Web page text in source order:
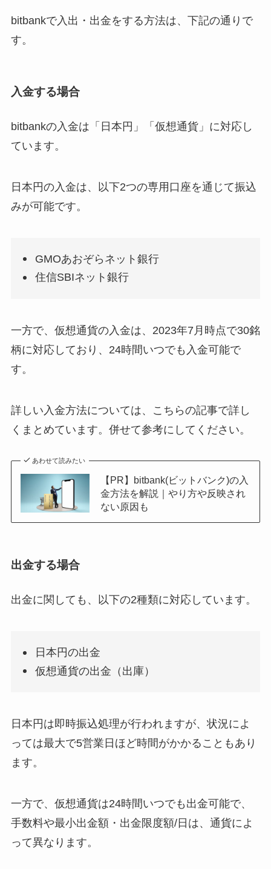
bitbankで入出・出金をする方法は、下記の通りで
す。
入金する場合
bitbankの入金は「日本円」「仮想通貨」に対応し
ています。
日本円の入金は、以下2つの専用口座を通じて振込
みが可能です。
GMOあおぞらネット銀行
住信SBIネット銀行
一方で、仮想通貨の入金は、2023年7月時点で30銘
柄に対応しており、24時間いつでも入金可能で
す。
詳しい入金方法については、こちらの記事で詳し
くまとめています。併せて参考にしてください。
あわせて読みたい
【PR】bitbank(ビットバンク)の入
金方法を解説｜やり方や反映され
ない原因も
出金する場合
出金に関しても、以下の2種類に対応しています。
日本円の出金
仮想通貨の出金（出庫）
日本円は即時振込処理が行われますが、状況によ
っては最大で5営業日ほど時間がかかることもあり
ます。
一方で、仮想通貨は24時間いつでも出金可能で、
手数料や最小出金額・出金限度額/日は、通貨によ
って異なります。